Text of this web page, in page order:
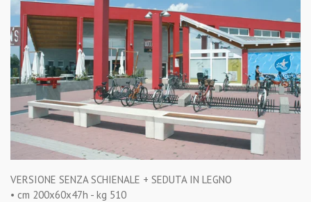
VERSIONE SENZA SCHIENALE + SEDUTA IN LEGNO
• cm 200x60x47h - kg 510